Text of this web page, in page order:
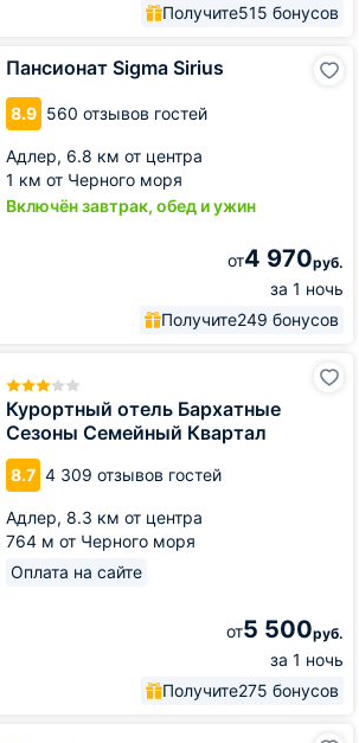
Получите515 бонусов
Пансионат Sigma Sirius
8.9 560 отзывов гостей
Адлер, 6.8 км от центра
1 км от Черного моря
Включён завтрак, обед и ужин
от4 970руб.
за 1 ночь
Получите249 бонусов
Курортный отель Бархатные
Сезоны Семейный Квартал
8.7 4 309 отзывов гостей
Адлер, 8.3 км от центра
764 м от Черного моря
Оплата на сайте
от5 500руб.
за 1 ночь
Получите275 бонусов